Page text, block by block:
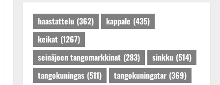
haastattelu (362) kappale (435)
keikat (1267)
seinäjoen tangomarkkinat (283) sinkku (514)
tangokuningas (511) tangokuningatar (369)